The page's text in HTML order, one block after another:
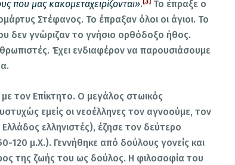
που μας κακομεταχειρίζονται».
Το έπραξε ο
Στέφανος. Το έπραξαν όλοι οι άγιοι. Το
δεν γνώριζαν το γνήσιο ορθόδοξο ήθος.
Έχει ενδιαφέρον να παρουσιάσουμε
με τον Επίκτητο. Ο μεγάλος στωικός
εμείς οι νεοέλληνες τον αγνοούμε, τον
ελληνιστές), έζησε τον δεύτερο
120 μ.Χ.). Γεννήθηκε από δούλους γονείς και
της ζωής του ως δούλος. Η φιλοσοφία του